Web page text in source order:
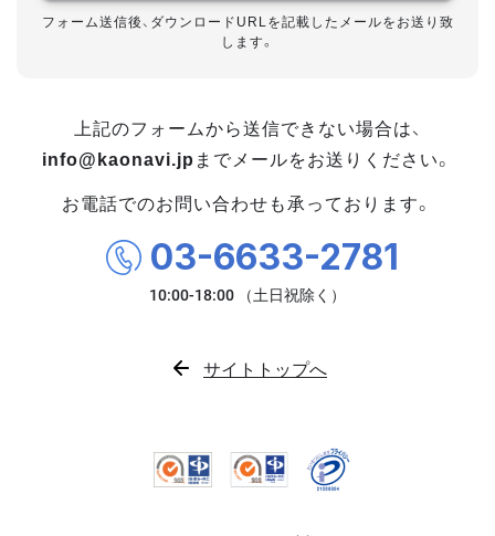
フォーム送信後、ダウンロードURLを記載したメールをお送り致
します。
上記のフォームから送信できない場合は、
info@kaonavi.jp までメールをお送りください。
お電話でのお問い合わせも承っております。
03-6633-2781
サイトトップへ